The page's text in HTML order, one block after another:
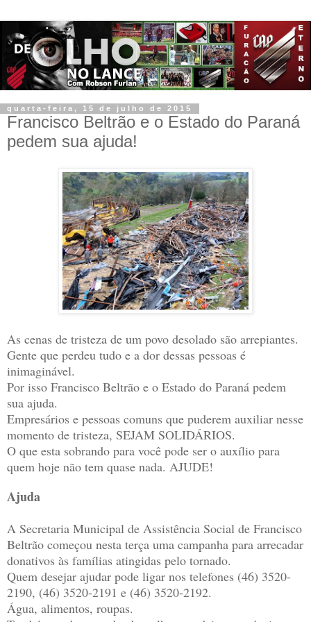
quarta-feira, 15 de julho de 2015
Francisco Beltrão e o Estado do Paraná
pedem sua ajuda!
As cenas de tristeza de um povo desolado são arrepiantes.
Gente que perdeu tudo e a dor dessas pessoas é
inimaginável.
Por isso Francisco Beltrão e o Estado do Paraná pedem
sua ajuda.
Empresários e pessoas comuns que puderem auxiliar nesse
momento de tristeza, SEJAM SOLIDÁRIOS.
O que esta sobrando para você pode ser o auxílio para
quem hoje não tem quase nada. AJUDE!
Ajuda
A Secretaria Municipal de Assistência Social de Francisco
Beltrão começou nesta terça uma campanha para arrecadar
donativos às famílias atingidas pelo tornado.
Quem desejar ajudar pode ligar nos telefones (46) 3520-
2190, (46) 3520-2191 e (46) 3520-2192.
Água, alimentos, roupas.